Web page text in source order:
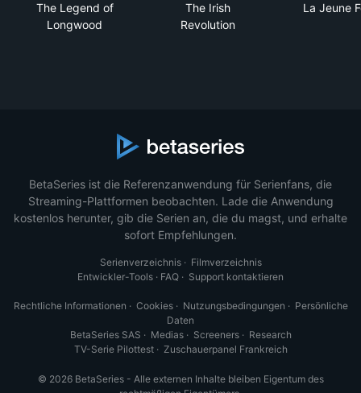
The Legend of
Longwood
The Irish
Revolution
La Jeune
BetaSeries ist die Referenzanwendung für Serienfans, die
Streaming-Plattformen beobachten. Lade die Anwendung
kostenlos herunter, gib die Serien an, die du magst, und erhalte
sofort Empfehlungen.
Serienverzeichnis· Filmverzeichnis
Entwickler-Tools · FAQ · Support kontaktieren
Rechtliche Informationen · Cookies· Nutzungsbedingungen · Persönliche
Daten
BetaSeries SAS · Medias· Screeners· Research
TV-Serie Pilottest· Zuschauerpanel Frankreich
© 2026 BetaSeries - Alle externen Inhalte bleiben Eigentum des